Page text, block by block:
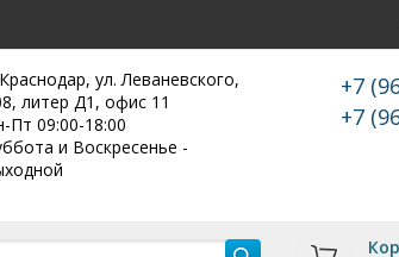
ул. Леваневского,
литер Д1, офис 11
Пт 09:00-18:00
и Воскресенье -
+7
+7